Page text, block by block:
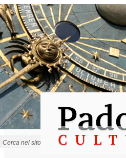
Salta al
contenuto
principale